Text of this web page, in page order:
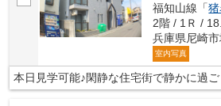
福知山線「
2階 / 1Ｒ /
兵庫県尼崎
室内写真
本日見学可能♪閑静な住宅街で静かに過